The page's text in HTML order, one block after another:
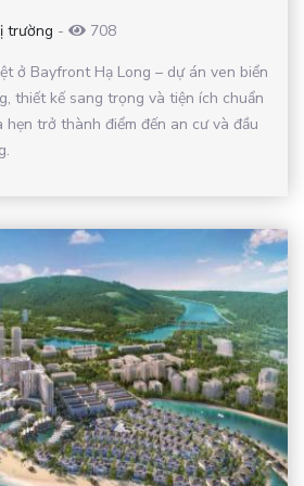
trường -
708
ở Bayfront Hạ Long – dự án ven biển
thiết kế sang trọng và tiện ích chuẩn
hẹn trở thành điểm đến an cư và đầu